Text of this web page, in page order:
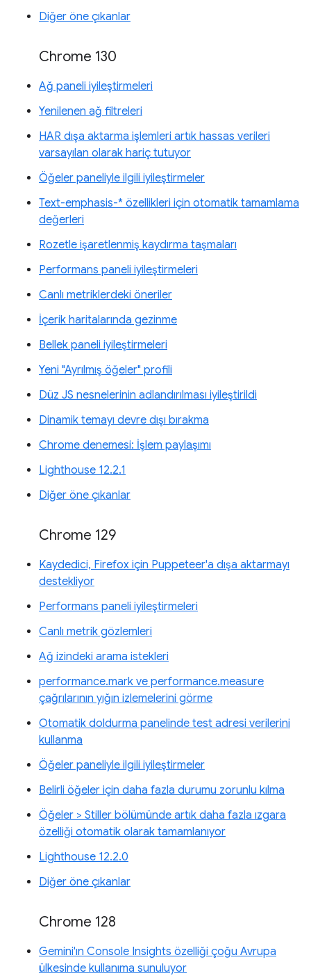
Diğer öne çıkanlar
Chrome 130
Ağ paneli iyileştirmeleri
Yenilenen ağ filtreleri
HAR dışa aktarma işlemleri artık hassas verileri
varsayılan olarak hariç tutuyor
Öğeler paneliyle ilgili iyileştirmeler
Text-emphasis-* özellikleri için otomatik tamamlama
değerleri
Rozetle işaretlenmiş kaydırma taşmaları
Performans paneli iyileştirmeleri
Canlı metriklerdeki öneriler
İçerik haritalarında gezinme
Bellek paneli iyileştirmeleri
Yeni "Ayrılmış öğeler" profili
Düz JS nesnelerinin adlandırılması iyileştirildi
Dinamik temayı devre dışı bırakma
Chrome denemesi: İşlem paylaşımı
Lighthouse 12.2.1
Diğer öne çıkanlar
Chrome 129
Kaydedici, Firefox için Puppeteer'a dışa aktarmayı
destekliyor
Performans paneli iyileştirmeleri
Canlı metrik gözlemleri
Ağ izindeki arama istekleri
performance.mark ve performance.measure
çağrılarının yığın izlemelerini görme
Otomatik doldurma panelinde test adresi verilerini
kullanma
Öğeler paneliyle ilgili iyileştirmeler
Belirli öğeler için daha fazla durumu zorunlu kılma
Öğeler > Stiller bölümünde artık daha fazla ızgara
özelliği otomatik olarak tamamlanıyor
Lighthouse 12.2.0
Diğer öne çıkanlar
Chrome 128
Gemini'ın Console Insights özelliği çoğu Avrupa
ülkesinde kullanıma sunuluyor